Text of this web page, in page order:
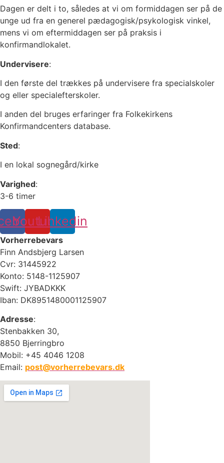
Dagen er delt i to, således at vi om formiddagen ser på de
unge ud fra en generel pædagogisk/psykologisk vinkel,
mens vi om eftermiddagen ser på praksis i
konfirmandlokalet.
Undervisere:
I den første del trækkes på undervisere fra specialskoler
og eller specialefterskoler.
I anden del bruges erfaringer fra Folkekirkens
Konfirmandcenters database.
Sted:
I en lokal sognegård/kirke
Varighed:
3-6 timer
YoutubeLinkedin
Vorherrebevars
Finn Andsbjerg Larsen
Cvr: 31445922
Konto: 5148-1125907
Swift: JYBADKKK
Iban: DK8951480001125907
Adresse:
Stenbakken 30,
8850 Bjerringbro
Mobil: +45 4046 1208
Email: post@vorherrebevars.dk